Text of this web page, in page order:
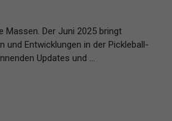
Massen. Der Juni 2025 bringt
und Entwicklungen in der Pickleball-
Updates und …